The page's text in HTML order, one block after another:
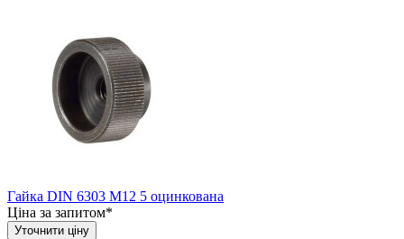
Гайка DIN 6303 М12 5 оцинкована
Ціна за запитом*
Уточнити ціну